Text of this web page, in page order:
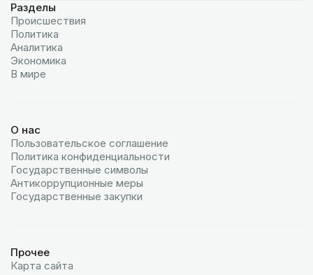
Разделы
Происшествия
Политика
Аналитика
Экономика
В мире
О нас
Пользовательское соглашение
Политика конфиденциальности
Государственные символы
Антикоррупционные меры
Государственные закупки
Прочее
Карта сайта